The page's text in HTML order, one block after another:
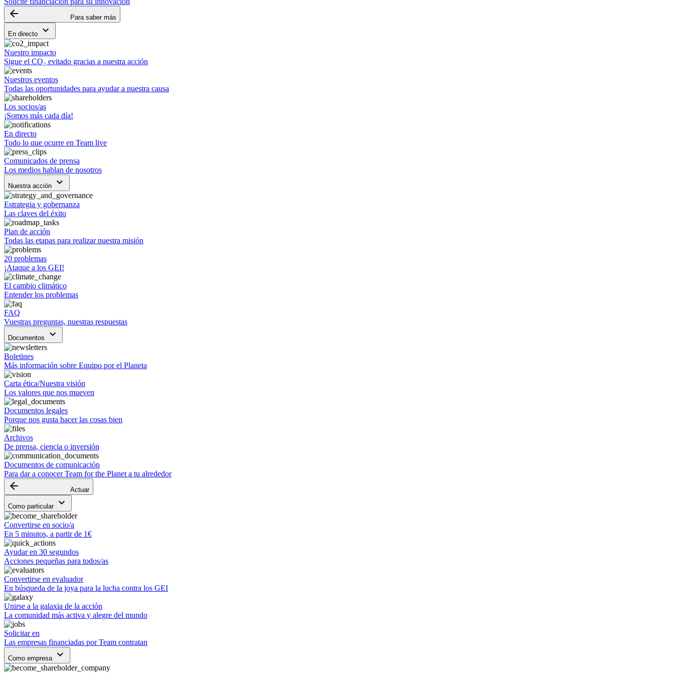
arrow_backward Para saber más
En directo keyboard_arrow_down
Nuestro impacto
Sigue el CO₂ evitado gracias a nuestra acción
Nuestros eventos
Todas las oportunidades para ayudar a nuestra causa
Los socios/as
¡Somos más cada día!
En directo
Todo lo que ocurre en Team live
Comunicados de prensa
Los medios hablan de nosotros
Nuestra acción keyboard_arrow_down
Estrategia y gobernanza
Las claves del éxito
Plan de acción
Todas las etapas para realizar nuestra misión
20 problemas
¡Ataque a los GEI!
El cambio climático
Entender los problemas
FAQ
Vuestras preguntas, nuestras respuestas
Documentos keyboard_arrow_down
Boletines
Más información sobre Equipo por el Planeta
Carta ética/Nuestra visión
Los valores que nos mueven
Documentos legales
Porque nos gusta hacer las cosas bien
Archivos
De prensa, ciencia o inversión
Documentos de comunicación
Para dar a conocer Team for the Planet a tu alrededor
arrow_backward Actuar
Como particular keyboard_arrow_down
Convertirse en socio/a
En 5 minutos, a partir de 1€
Ayudar en 30 segundos
Acciones pequeñas para todos/as
Convertirse en evaluador
En búsqueda de la joya para la lucha contra los GEI
Unirse a la galaxia de la acción
La comunidad más activa y alegre del mundo
Solicitar en
Las empresas financiadas por Team contratan
Como empresa keyboard_arrow_down